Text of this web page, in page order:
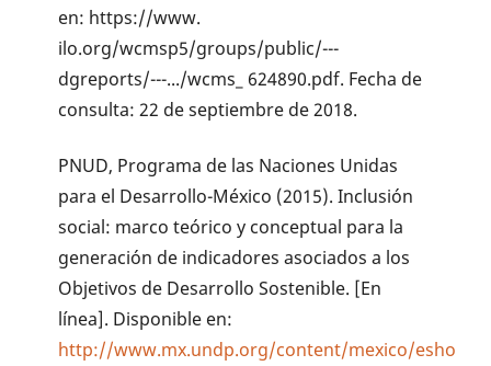
en: https://www.
ilo.org/wcmsp5/groups/public/---
dgreports/---.../wcms_ 624890.pdf. Fecha de
consulta: 22 de septiembre de 2018.
PNUD, Programa de las Naciones Unidas
para el Desarrollo-México (2015). Inclusión
social: marco teórico y conceptual para la
generación de indicadores asociados a los
Objetivos de Desarrollo Sostenible. [En
línea]. Disponible en:
http://www.mx.undp.org/content/mexico/esho